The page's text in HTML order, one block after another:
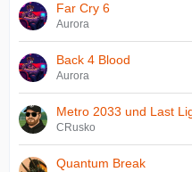
Far Cry 6
Aurora
Back 4 Blood
Aurora
Metro 2033 und Last
CRusko
Quantum Break